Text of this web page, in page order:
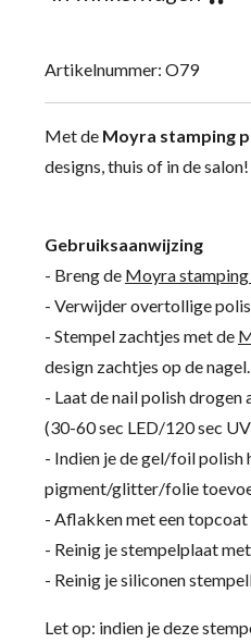
Artikelnummer: O79
Met de Moyra stamping
designs, thuis of in de salon!
Gebruiksaanwijzing
- Breng de Moyra
- Verwijder overtollige
- Stempel zachtjes met de
design zachtjes op de nagel.
- Laat de nail polish drogen
(30-60 sec LED/120 sec
- Indien je de gel/foil
pigment/glitter/folie
- Aflakken met een topcoat
- Reinig je stempelplaat
- Reinig je siliconen
Let op: indien je deze